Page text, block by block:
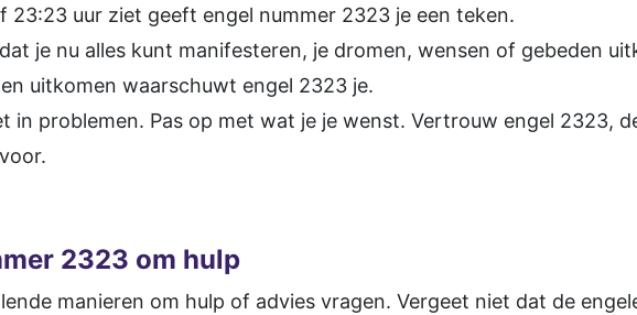
23:23 uur ziet geeft engel nummer 2323 je een teken.
je nu alles kunt manifesteren, je dromen, wensen of gebeden
uitkomen waarschuwt engel 2323 je.
in problemen. Pas op met wat je je wenst. Vertrouw engel 2323,
2323 om hulp
manieren om hulp of advies vragen. Vergeet niet dat de